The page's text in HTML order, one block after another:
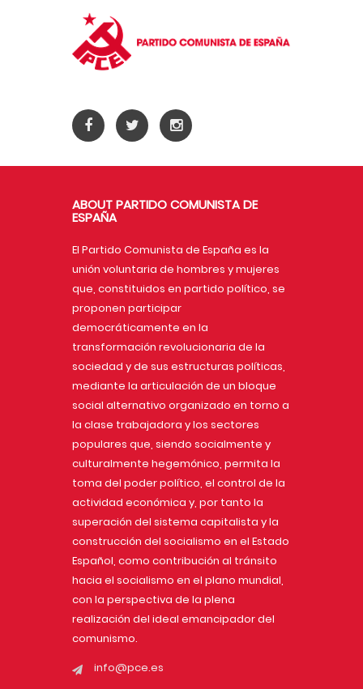
ABOUT PARTIDO COMUNISTA DE
ESPAÑA
El Partido Comunista de España es la
unión voluntaria de hombres y mujeres
que, constituidos en partido político, se
proponen participar
democráticamente en la
transformación revolucionaria de la
sociedad y de sus estructuras políticas,
mediante la articulación de un bloque
social alternativo organizado en torno a
la clase trabajadora y los sectores
populares que, siendo socialmente y
culturalmente hegemónico, permita la
toma del poder político, el control de la
actividad económica y, por tanto la
superación del sistema capitalista y la
construcción del socialismo en el Estado
Español, como contribución al tránsito
hacia el socialismo en el plano mundial,
con la perspectiva de la plena
realización del ideal emancipador del
comunismo.
info@pce.es